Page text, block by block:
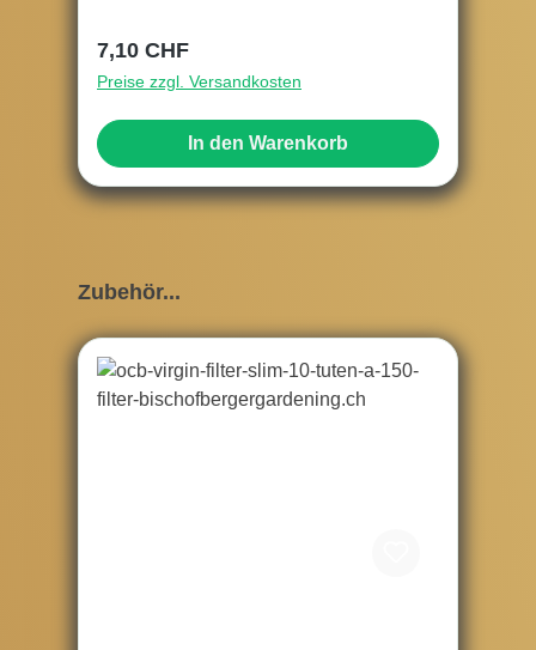
Regulärer Preis:
7,10 CHF
Preise zzgl. Versandkosten
In den Warenkorb
Produktgalerie überspringen
Zubehör...